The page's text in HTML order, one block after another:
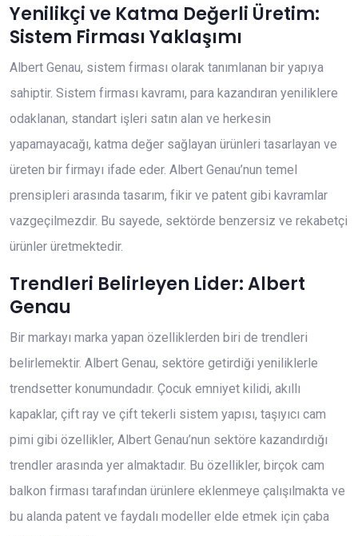
Yenilikçi ve Katma Değerli Üretim:
Sistem Firması Yaklaşımı
Albert Genau, sistem firması olarak tanımlanan bir yapıya
sahiptir. Sistem firması kavramı, para kazandıran yeniliklere
odaklanan, standart işleri satın alan ve herkesin
yapamayacağı, katma değer sağlayan ürünleri tasarlayan ve
üreten bir firmayı ifade eder. Albert Genau’nun temel
prensipleri arasında tasarım, fikir ve patent gibi kavramlar
vazgeçilmezdir. Bu sayede, sektörde benzersiz ve rekabetçi
ürünler üretmektedir.
Trendleri Belirleyen Lider: Albert
Genau
Bir markayı marka yapan özelliklerden biri de trendleri
belirlemektir. Albert Genau, sektöre getirdiği yeniliklerle
trendsetter konumundadır. Çocuk emniyet kilidi, akıllı
kapaklar, çift ray ve çift tekerli sistem yapısı, taşıyıcı cam
pimi gibi özellikler, Albert Genau’nun sektöre kazandırdığı
trendler arasında yer almaktadır. Bu özellikler, birçok cam
balkon firması tarafından ürünlere eklenmeye çalışılmakta ve
bu alanda patent ve faydalı modeller elde etmek için çaba